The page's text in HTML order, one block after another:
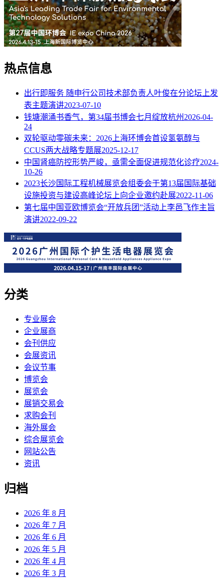
热点信息
出行即服务 随申行公司技术部负责人叶俊在分论坛上发
表主题演讲2023-07-10
钱塘潮涌书香气，第34届书博会七月绽放杭州 2026-04-
24
双轮驱动零碳未来：2026上海环博会首设氢氨醇与
CCUS两大战略专题展2025-12-17
中国肾癌防控形势严峻，亟需全面促进规范化诊疗2024-
10-26
2023长沙国际工程机械展览会组委会于第13届国际基础
设施投资与建设高峰论坛上向企业邀约赴展2022-11-06
第七届中国亚欧博览会“开放兵团”活动上李邑飞作主旨
演讲2022-09-22
分类
专业展会
企业展商
会刊供应
会展资讯
会议节事
博览会
展览会
展销交易会
求购会刊
海外展会
综合展览会
网站公告
资讯
归档
2026 年 8 月
2026 年 7 月
2026 年 6 月
2026 年 5 月
2026 年 4 月
2026 年 3 月